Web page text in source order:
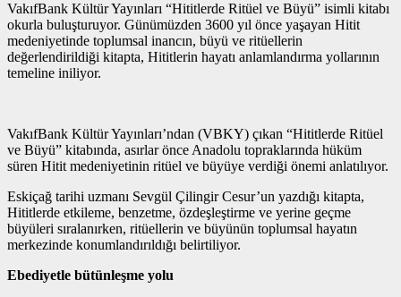
VakıfBank Kültür Yayınları “Hititlerde Ritüel ve Büyü” isimli kitabı
okurla buluşturuyor. Günümüzden 3600 yıl önce yaşayan Hitit
medeniyetinde toplumsal inancın, büyü ve ritüellerin
değerlendirildiği kitapta, Hititlerin hayatı anlamlandırma yollarının
temeline iniliyor.
VakıfBank Kültür Yayınları’ndan (VBKY) çıkan “Hititlerde Ritüel
ve Büyü” kitabında, asırlar önce Anadolu topraklarında hüküm
süren Hitit medeniyetinin ritüel ve büyüye verdiği önemi anlatılıyor.
Eskiçağ tarihi uzmanı Sevgül Çilingir Cesur’un yazdığı kitapta,
Hititlerde etkileme, benzetme, özdeşleştirme ve yerine geçme
büyüleri sıralanırken, ritüellerin ve büyünün toplumsal hayatın
merkezinde konumlandırıldığı belirtiliyor.
Ebediyetle bütünleşme yolu